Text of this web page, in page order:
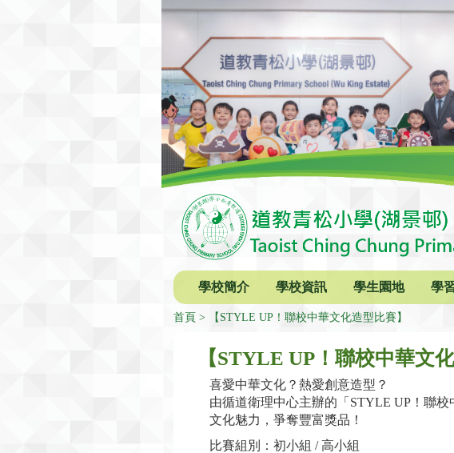
學校簡介 學校資訊 學生園地 學
首頁 【STYLE UP！聯校中華文化造型比賽】
【STYLE UP！聯校中華文
喜愛中華文化？熱愛創意造型？
由循道衛理中心主辦的「STYLE UP！聯
文化魅力，爭奪豐富獎品！
比賽組別：初小組 / 高小組